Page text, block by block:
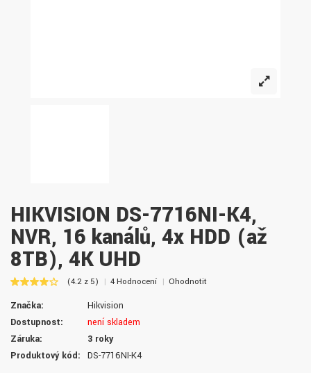
HIKVISION DS-7716NI-K4,
NVR, 16 kanálů, 4x HDD (až
8TB), 4K UHD
(4.2 z 5) 4 Hodnocení Ohodnotit
Značka:
Hikvision
Dostupnost:
není skladem
Záruka:
3 roky
Produktový kód:
DS-7716NI-K4